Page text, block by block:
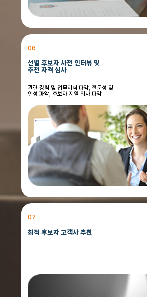
06
선별 후보자 사전 인터뷰 및
추천 자격 심사
관련 경력 및 업무지식 파악, 전문성 및
인성 파악, 후보자 지원 의사 파악
07
최적 후보자 고객사 추천